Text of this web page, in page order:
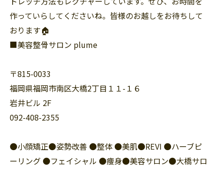
作っていらしてくださいね。皆様のお越しをお待ちして
おります🏠
■美容整骨サロン plume
〒815-0033
福岡県福岡市南区大橋2丁目１１-１６
岩井ビル 2F
092-408-2355
●小顔矯正●姿勢改善 ●整体 ●美肌●REVI ●ハーブピ
ーリング ●フェイシャル ●痩身●美容サロン●大橋サロ